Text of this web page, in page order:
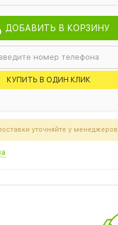
ДОБАВИТЬ В КОРЗИНУ
КУПИТЬ В ОДИН КЛИК
уточняйте у менеджеров